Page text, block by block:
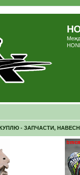
- ЗАПЧАСТИ,